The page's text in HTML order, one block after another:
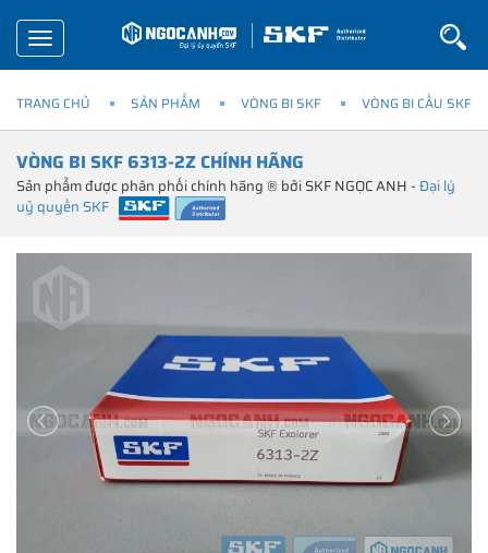
Toggle
navigation
TRANG CHỦ SẢN PHẨM VÒNG BI SKF VÒNG BI CẦU SKF
VÒNG BI SKF 6313-2Z CHÍNH HÃNG
Sản phẩm được phân phối chính hãng ® bởi SKF NGỌC ANH -Đại lý
uỷ quyền SKF